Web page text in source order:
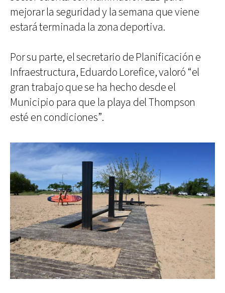
mejorar la seguridad y la semana que viene
estará terminada la zona deportiva.
Por su parte, el secretario de Planificación e
Infraestructura, Eduardo Lorefice, valoró “el
gran trabajo que se ha hecho desde el
Municipio para que la playa del Thompson
esté en condiciones”.